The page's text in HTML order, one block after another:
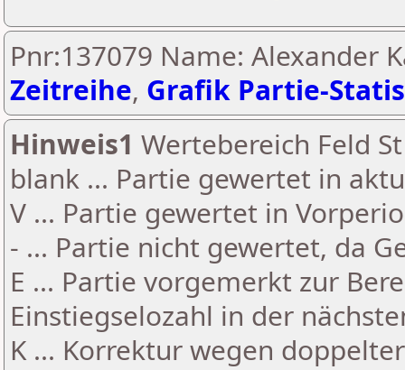
Pnr:137079 Name: Alexander
Zeitreihe, Grafik Partie-
Hinweis1 Wertebereich Feld
blank ... Partie gewertet in
V ... Partie gewertet in
- ... Partie nicht gewertet, da
E ... Partie vorgemerkt zur
Einstiegselozahl in der
K ... Korrektur wegen